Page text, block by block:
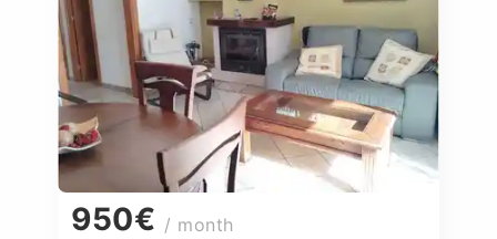
950€ / month